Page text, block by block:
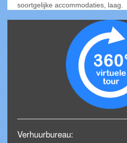
soortgelijke accommodaties, laag.
Verhuurbureau: